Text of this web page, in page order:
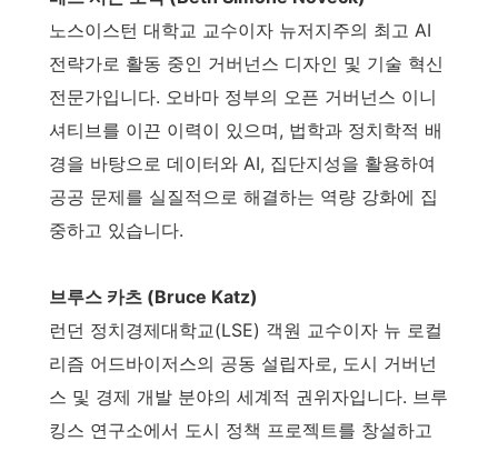
노스이스턴 대학교 교수이자 뉴저지주의 최고 AI
전략가로 활동 중인 거버넌스 디자인 및 기술 혁신
전문가입니다. 오바마 정부의 오픈 거버넌스 이니
셔티브를 이끈 이력이 있으며, 법학과 정치학적 배
경을 바탕으로 데이터와 AI, 집단지성을 활용하여
공공 문제를 실질적으로 해결하는 역량 강화에 집
중하고 있습니다.
브루스 카츠 (Bruce Katz)
런던 정치경제대학교(LSE) 객원 교수이자 뉴 로컬
리즘 어드바이저스의 공동 설립자로, 도시 거버넌
스 및 경제 개발 분야의 세계적 권위자입니다. 브루
킹스 연구소에서 도시 정책 프로젝트를 창설하고